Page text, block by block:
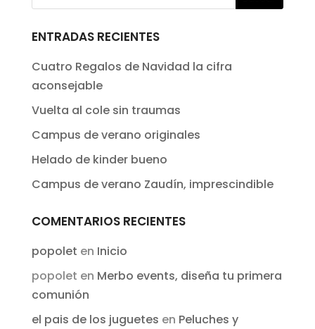
ENTRADAS RECIENTES
Cuatro Regalos de Navidad la cifra
aconsejable
Vuelta al cole sin traumas
Campus de verano originales
Helado de kinder bueno
Campus de verano Zaudín, imprescindible
COMENTARIOS RECIENTES
popolet en Inicio
popolet en Merbo events, diseña tu primera
comunión
el pais de los juguetes en Peluches y